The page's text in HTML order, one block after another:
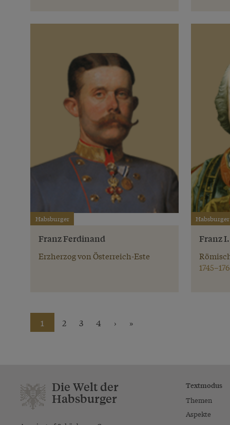
Habsburger
Franz Ferdinand
Erzherzog von Österreich-Este
Franz
1 2 3 4 › »
Die Welt der
Habsburger
Textmodus
Themen
Aspekte